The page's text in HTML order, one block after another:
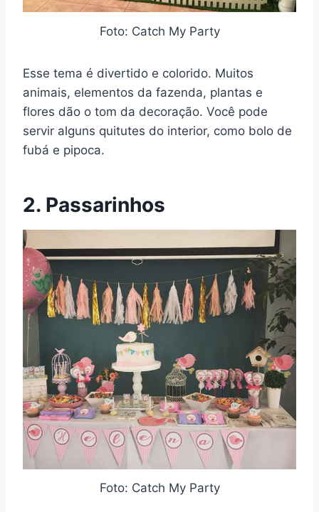
Foto: Catch My Party
Esse tema é divertido e colorido. Muitos
animais, elementos da fazenda, plantas e
flores dão o tom da decoração. Você pode
servir alguns quitutes do interior, como bolo de
fubá e pipoca.
2. Passarinhos
Foto: Catch My Party